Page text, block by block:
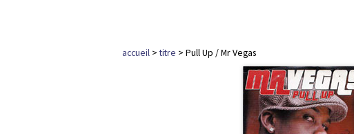
accueil >titre > Pull Up / Mr Vegas